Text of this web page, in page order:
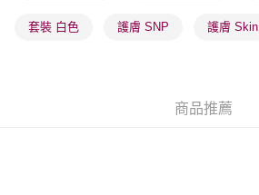
每筆HK$20.00，滿HK$100.00或以上免運費
每筆HK$20.00，滿HK$100.00或以上免運費
套裝 白色 護膚 SNP 護膚 Skin
商品推薦